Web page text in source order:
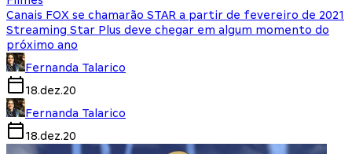
Canais FOX se chamarão STAR a partir de fevereiro de 2021
Streaming Star Plus deve chegar em algum momento do
próximo ano
Fernanda Talarico
18.dez.20
Fernanda Talarico
18.dez.20